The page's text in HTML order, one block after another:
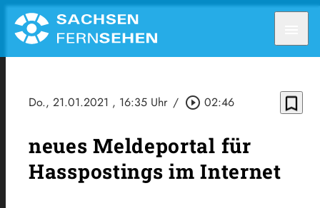
Do., 21.01.2021 , 16:35 Uhr / play_circle_outline 02:46 bookmark_border
neues Meldeportal für
Hasspostings im Internet